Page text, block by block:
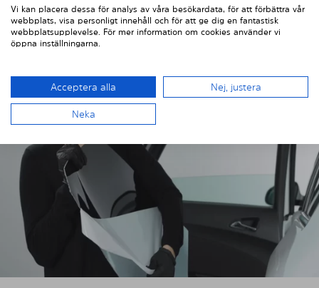
För att skydda bilens inredning mot eventuella
skador/repor vid montering ska du sätta en
maskeringstejp på inredningen som skydd.
Vi kan placera dessa för analys av våra besökardata, för att förbättra vår
webbplats, visa personligt innehåll och för att ge dig en fantastisk
webbplatsupplevelse. För mer information om cookies använder vi
öppna inställningarna.
Acceptera alla Nej, justera
Neka